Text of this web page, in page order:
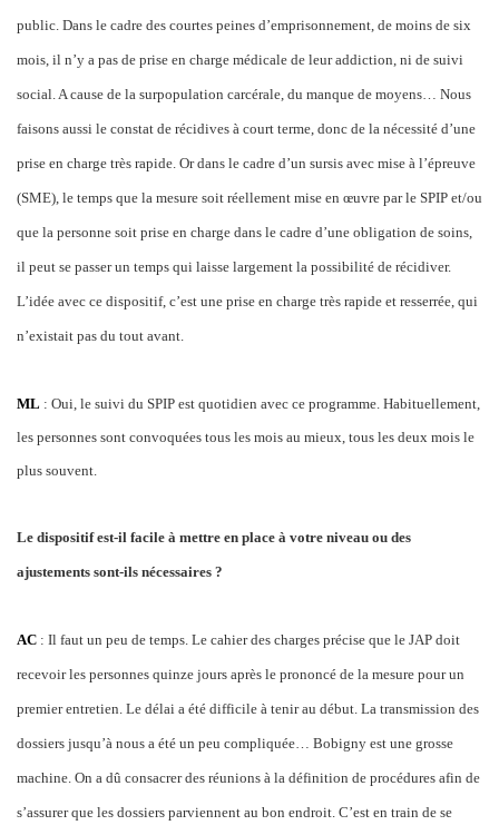
public. Dans le cadre des courtes peines d’emprisonnement, de moins de six
mois, il n’y a pas de prise en charge médicale de leur addiction, ni de suivi
social. A cause de la surpopulation carcérale, du manque de moyens… Nous
faisons aussi le constat de récidives à court terme, donc de la nécessité d’une
prise en charge très rapide. Or dans le cadre d’un sursis avec mise à l’épreuve
(SME), le temps que la mesure soit réellement mise en œuvre par le SPIP et/ou
que la personne soit prise en charge dans le cadre d’une obligation de soins,
il peut se passer un temps qui laisse largement la possibilité de récidiver.
L’idée avec ce dispositif, c’est une prise en charge très rapide et resserrée, qui
n’existait pas du tout avant.
ML : Oui, le suivi du SPIP est quotidien avec ce programme. Habituellement,
les personnes sont convoquées tous les mois au mieux, tous les deux mois le
plus souvent.
Le dispositif est-il facile à mettre en place à votre niveau ou des
ajustements sont-ils nécessaires ?
AC : Il faut un peu de temps. Le cahier des charges précise que le JAP doit
recevoir les personnes quinze jours après le prononcé de la mesure pour un
premier entretien. Le délai a été difficile à tenir au début. La transmission des
dossiers jusqu’à nous a été un peu compliquée… Bobigny est une grosse
machine. On a dû consacrer des réunions à la définition de procédures afin de
s’assurer que les dossiers parviennent au bon endroit. C’est en train de se